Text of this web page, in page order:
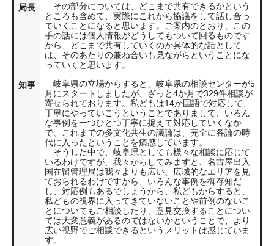
局長
その部分については、どこまで共有できるかという
ところも含めて、実際にこれから協議をして話し合っ
ていくことになると思います。ご案内のとおり、この
手の話には個人情報がどうしてもついて回るものです
から、どこまで共有していくのか具体的な話として
は、そのあたりの兼ね合いも見ながらということにな
っていくと思います。
知事
岐阜県の立場からすると、岐阜県の相談センターが5
月にスタートしましたが、ざっと4か月で329件相談が
寄せられております。私どもは14か国語で対応して、
丁寧にやっていこうということでありまして、いろん
な事例を一つひとつ丁寧に捉えて対応していくなか
で、これまでの多文化共生の議論は、完全に各論の時
代に入ったということを痛感しています。
そうした中で、岐阜県としても様々な相談に応じて
いるわけですが、我々からしてみますと、名古屋出入
国在留管理局は我々よりも広い、広域的なエリアを見
ておられるわけですから、いろんな事例を御存知だ
し、対応例もあるでしょうから、私どもからすると、
私どもの視界に入ってきていないことや前例のないこ
とについてもご相談したり、意見交換することについ
ては大変意義があるのではないかということで、より
広い視野でご相談できるというメリットは感じていま
す。